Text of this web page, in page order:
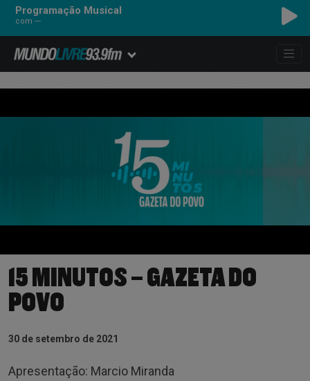
Programação Musical
com ---
15 MINUTOS – GAZETA DO
POVO
30 de setembro de 2021
Apresentação: Marcio Miranda